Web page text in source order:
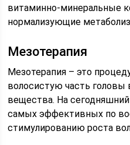
витаминно-минеральные
нормализующие
Мезотерапия
Мезотерапия – это
волосистую часть головы
вещества. На
самых эффективных по
стимулированию роста